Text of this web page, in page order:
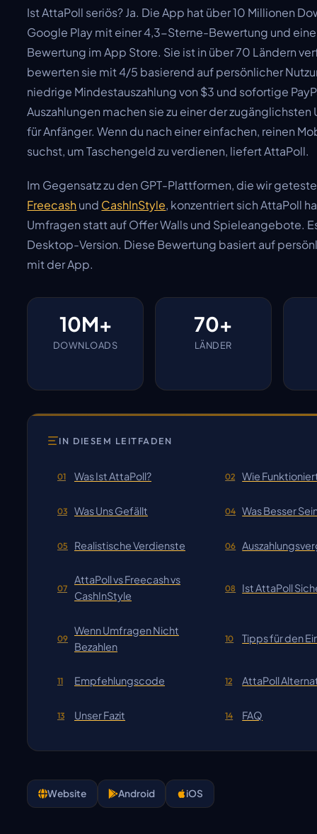
Ist AttaPoll seriös? Ja. Die App hat über 10 Millionen
Google Play mit einer 4,3-Sterne-Bewertung und
Bewertung im App Store. Sie ist in über 70 Ländern
bewerten sie mit 4/5 basierend auf persönlicher
niedrige Mindestauszahlung von $3 und sofortige
Auszahlungen machen sie zu einer der
für Anfänger. Wenn du nach einer einfachen, reinen
suchst, um Taschengeld zu verdienen, liefert AttaPoll.
Im Gegensatz zu den GPT-Plattformen, die wir
Freecashund CashInStyle, konzentriert sich AttaPoll
Umfragen statt auf Offer Walls und Spieleangebote.
Desktop-Version. Diese Bewertung basiert auf
mit der App.
10M+
DOWNLOADS
70+
LÄNDER
IN DIESEM LEITFADEN
01 Was Ist AttaPoll? 02 Wie
03 Was Uns Gefällt 04 Was Besser
05 Realistische Verdienste 06
07
AttaPoll vs Freecash vs
CashInStyle
08 Ist AttaPoll
09
Wenn Umfragen Nicht
Bezahlen
10 Tipps für den
11 Empfehlungscode 12 AttaPoll
13 Unser Fazit 14 FAQ
Website Android iOS